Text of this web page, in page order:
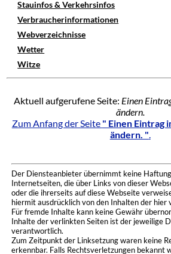
Stauinfos & Verkehrsinfos
Verbraucherinformationen
Webverzeichnisse
Wetter
Witze
Aktuell aufgerufene Seite: Einen
ändern.
Zum Anfang der Seite " Einen Eintrag
ändern. ".
Der Diensteanbieter übernimmt keine
Internetseiten, die über Links von dieser
oder die ihrerseits auf diese Webseite
hiermit ausdrücklich von den Inhalten der hier
Für fremde Inhalte kann keine Gewähr
Inhalte der verlinkten Seiten ist der jeweilige
verantwortlich.
Zum Zeitpunkt der Linksetzung waren keine
erkennbar. Falls Rechtsverletzungen bekannt